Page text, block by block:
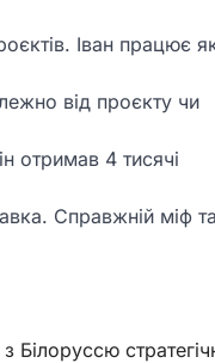
Іван працює
від проєкту чи
отримав 4 тисячі
Справжній міф
Білоруссю